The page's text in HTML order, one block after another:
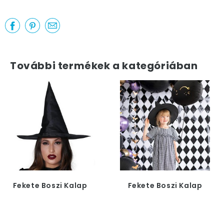
További termékek a kategóriában
Fekete Boszi Kalap Fekete Boszi Kalap